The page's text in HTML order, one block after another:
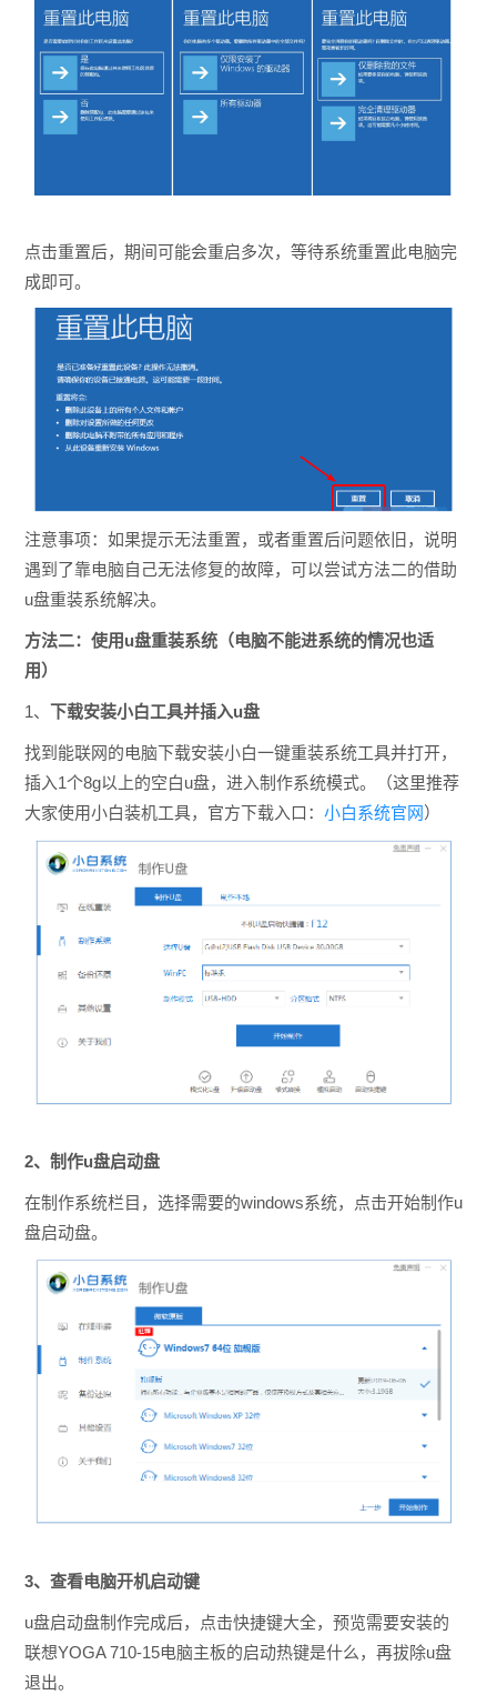
点击重置后，期间可能会重启多次，等待系统重置此电脑完
成即可。
注意事项：如果提示无法重置，或者重置后问题依旧，说明
遇到了靠电脑自己无法修复的故障，可以尝试方法二的借助
u盘重装系统解决。
方法二：使用u盘重装系统（电脑不能进系统的情况也适
用）
1、 下载安装小白工具并插入u盘
找到能联网的电脑下载安装小白一键重装系统工具并打开，
插入1个8g以上的空白u盘，进入制作系统模式。
（这里推荐
大家使用小白装机工具，官方下载入口： 小白系统官网）
2、制作u盘启动盘
在制作系统栏目，选择需要的windows系统，点击开始制作u
盘启动盘。
3、查看电脑开机启动键
u盘启动盘制作完成后，点击快捷键大全，预览需要安装的
联想YOGA 710-15电脑主板的启动热键是什么，再拔除u盘
退出。